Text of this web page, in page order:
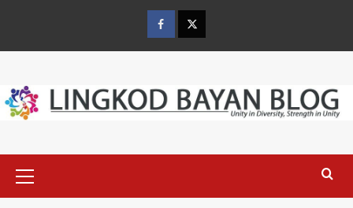
content
FacebookTwitter
Menu